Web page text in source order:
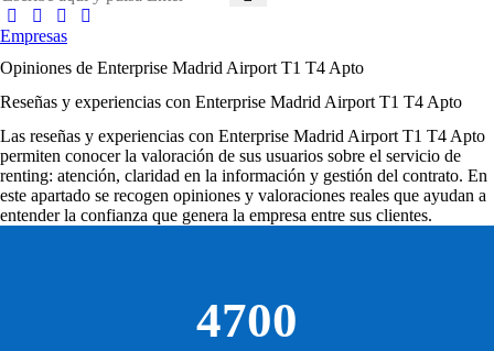
Empresas
Opiniones de Enterprise Madrid Airport T1 T4 Apto
Reseñas y experiencias con Enterprise Madrid Airport T1 T4 Apto
Las reseñas y experiencias con Enterprise Madrid Airport T1 T4 Apto
permiten conocer la valoración de sus usuarios sobre el servicio de
renting: atención, claridad en la información y gestión del contrato. En
este apartado se recogen opiniones y valoraciones reales que ayudan a
entender la confianza que genera la empresa entre sus clientes.
4700